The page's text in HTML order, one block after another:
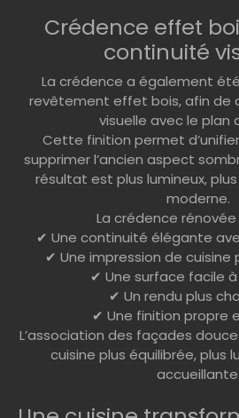
Crédence effet
continuité
La crédence a également
revêtement effet bois, afin de
visuelle avec le plan
Cette finition permet
supprimer l’ancien aspect
résultat est plus lumineux,
moderne.
La crédence
✔ Une continuité élégante
✔ Une impression de cuisine
✔ Une surface facile
✔ Un rendu plus
✔ Une finition propre
L’association des façades
cuisine plus équilibrée, plus
accueillante.